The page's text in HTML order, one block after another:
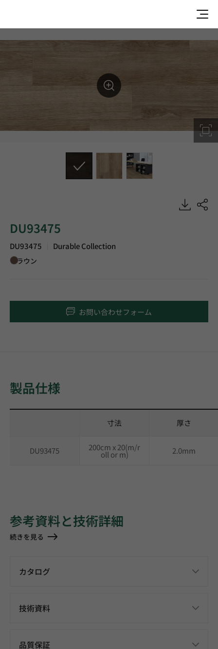
DU93475, Durable, Heterogeneous Sheet, HFLOR
DU93475
DU93475 Durable Collection
ブラウン
お問い合わせフォーム
製品仕様
寸法 厚さ
DU93475 200cm x 20(m/r
oll or m) 2.0mm
参考資料と技術詳細
続きを見る
カタログ
技術資料
品質保証